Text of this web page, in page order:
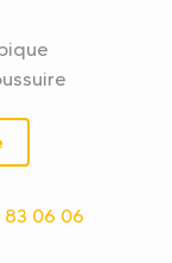
@LaToussuire
83 06 06